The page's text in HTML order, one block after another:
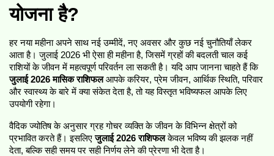
योजना है?
हर नया महीना अपने साथ नई उम्मीदें, नए अवसर और कुछ नई चुनौतियाँ लेकर
आता है। जुलाई 2026 भी ऐसा ही महीना है, जिसमें ग्रहों की बदलती चाल कई
राशियों के जीवन में महत्वपूर्ण परिवर्तन ला सकती है। यदि आप जानना चाहते हैं कि
जुलाई 2026 मासिक राशिफल आपके करियर, प्रेम जीवन, आर्थिक स्थिति, परिवार
और स्वास्थ्य के बारे में क्या संकेत देता है, तो यह विस्तृत भविष्यफल आपके लिए
उपयोगी रहेगा।
वैदिक ज्योतिष के अनुसार ग्रह गोचर व्यक्ति के जीवन के विभिन्न क्षेत्रों को
प्रभावित करते हैं। इसलिए जुलाई 2026 राशिफल केवल भविष्य की झलक नहीं
देता, बल्कि सही समय पर सही निर्णय लेने की प्रेरणा भी देता है।